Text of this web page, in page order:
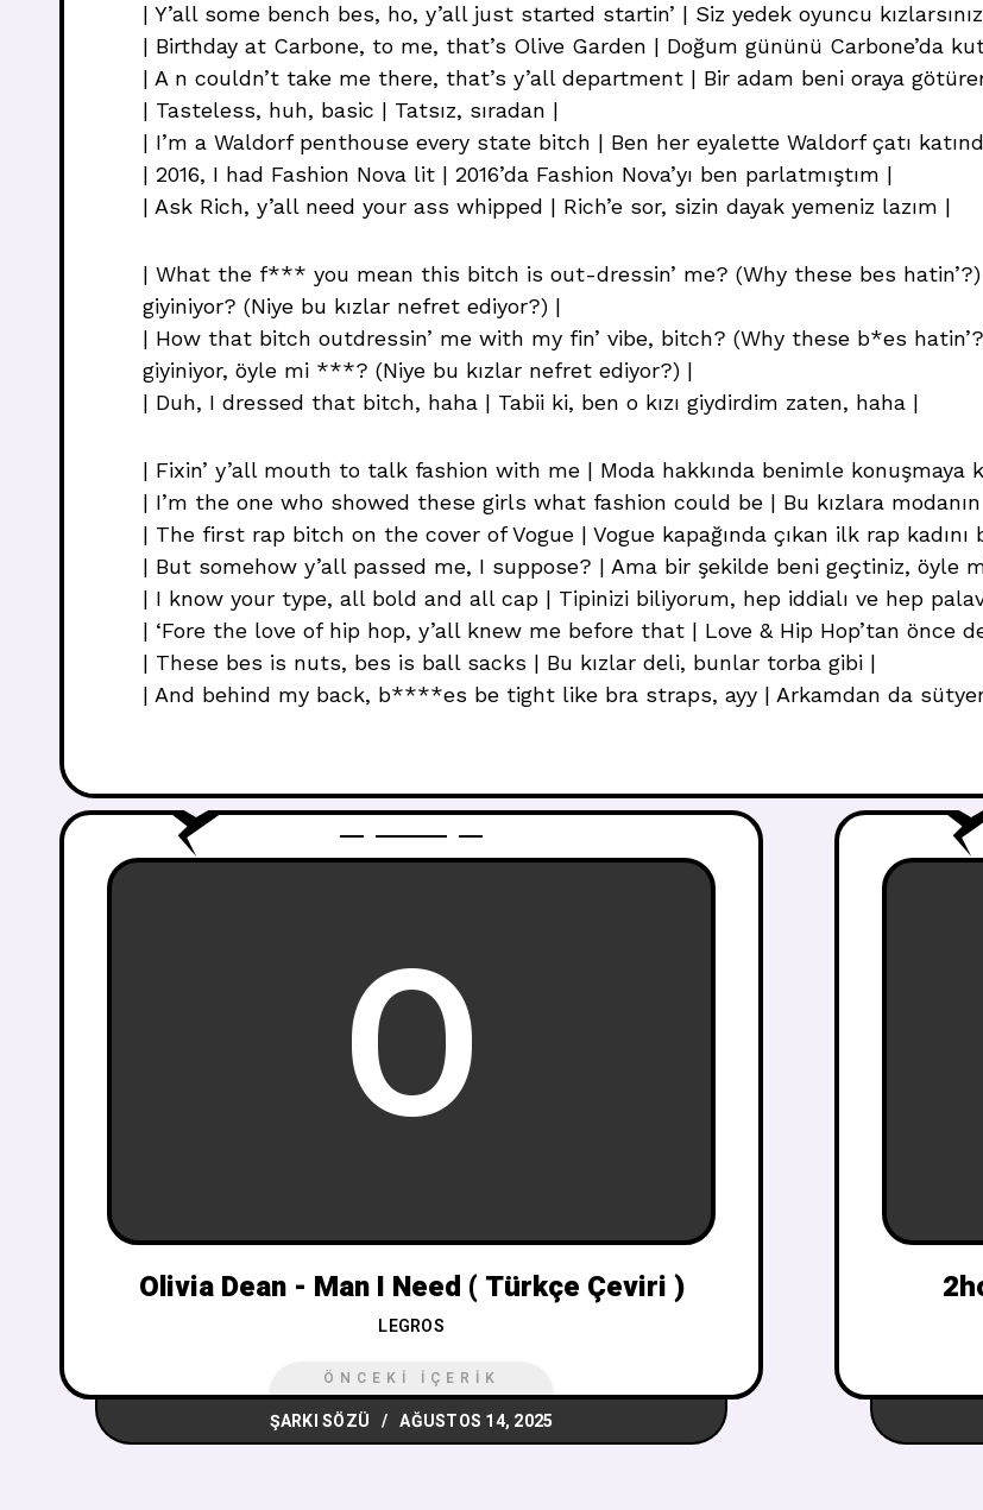
| Y’all some bench bes, ho, y’all just started startin’ | Siz yedek oyuncu
| Birthday at Carbone, to me, that’s Olive Garden | Doğum gününü Carbone’da
| A n couldn’t take me there, that’s y’all department | Bir adam beni oraya
| Tasteless, huh, basic | Tatsız, sıradan |
| I’m a Waldorf penthouse every state bitch | Ben her eyalette Waldorf çatı
| 2016, I had Fashion Nova lit | 2016’da Fashion Nova’yı ben parlatmıştım |
| Ask Rich, y’all need your ass whipped | Rich’e sor, sizin dayak yemeniz lazım |
| What the f*** you mean this bitch is out-dressin’ me? (Why these bes
giyiniyor? (Niye bu kızlar nefret ediyor?) |
| How that bitch outdressin’ me with my fin’ vibe, bitch? (Why these b*es
giyiniyor, öyle mi ***? (Niye bu kızlar nefret ediyor?) |
| Duh, I dressed that bitch, haha | Tabii ki, ben o kızı giydirdim zaten, haha |
| Fixin’ y’all mouth to talk fashion with me | Moda hakkında benimle konuşmaya
| I’m the one who showed these girls what fashion could be | Bu kızlara
| The first rap bitch on the cover of Vogue | Vogue kapağında çıkan ilk rap kadını
| But somehow y’all passed me, I suppose? | Ama bir şekilde beni geçtiniz, öyle
| I know your type, all bold and all cap | Tipinizi biliyorum, hep iddialı ve hep
| ‘Fore the love of hip hop, y’all knew me before that | Love & Hip Hop’tan önce
| These bes is nuts, bes is ball sacks | Bu kızlar deli, bunlar torba gibi |
| And behind my back, b****es be tight like bra straps, ayy | Arkamdan da sütyen
O
Olivia Dean - Man I Need ( Türkçe Çeviri )
LEGROS
ÖNCEKI İÇERIK
ŞARKI SÖZÜ AĞUSTOS 14, 2025